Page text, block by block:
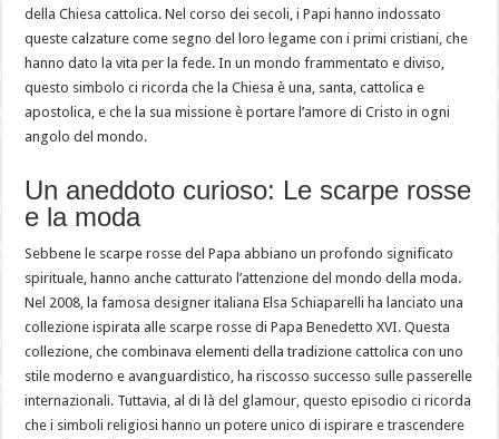
della Chiesa cattolica. Nel corso dei secoli, i Papi hanno indossato
queste calzature come segno del loro legame con i primi cristiani, che
hanno dato la vita per la fede. In un mondo frammentato e diviso,
questo simbolo ci ricorda che la Chiesa è una, santa, cattolica e
apostolica, e che la sua missione è portare l’amore di Cristo in ogni
angolo del mondo.
Un aneddoto curioso: Le scarpe rosse
e la moda
Sebbene le scarpe rosse del Papa abbiano un profondo significato
spirituale, hanno anche catturato l’attenzione del mondo della moda.
Nel 2008, la famosa designer italiana Elsa Schiaparelli ha lanciato una
collezione ispirata alle scarpe rosse di Papa Benedetto XVI. Questa
collezione, che combinava elementi della tradizione cattolica con uno
stile moderno e avanguardistico, ha riscosso successo sulle passerelle
internazionali. Tuttavia, al di là del glamour, questo episodio ci ricorda
che i simboli religiosi hanno un potere unico di ispirare e trascendere